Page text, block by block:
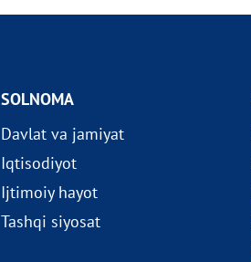
SOLNOMA
Davlat va jamiyat
Iqtisodiyot
Ijtimoiy hayot
Tashqi siyosat